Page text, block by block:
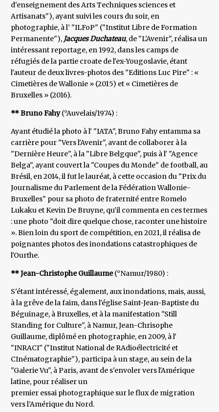
d'enseignement des Arts Techniques sciences et
Artisanats"), ayant suivi les cours du soir, en
photographie, à l’ "ILFoP" ("Institut Libre de Formation
Permanente"), Jacques Duchateau, de "L'Avenir", réalisa un
intéressant reportage, en 1992, dans les camps de
réfugiés de la partie croate de l'ex-Yougoslavie, étant
l'auteur de deux livres-photos des "Editions Luc Pire" : «
Cimetières de Wallonie » (2015) et « Cimetières de
Bruxelles » (2016).
** Bruno Fahy(°Auvelais/1974) :
Ayant étudié la photo à l' "IATA", Bruno Fahy entamma sa
carrière pour "Vers l'Avenir", avant de collaborer à la
"Dernière Heure", à la "Libre Belgque", puis à l' "Agence
Belga", ayant couvert la "Coupes du Monde" de football, au
Brésil, en 2014, il fut le lauréat, à cette occasion du "Prix du
Journalisme du Parlement de la Fédération Wallonie-
Bruxelles" pour sa photo de fraternité entre Romelo
Lukaku et Kevin De Bruyne, qu'il commenta en ces termes
: une photo "doit dire quelque chose, raconter une histoire
». Bien loin du sport de compétition, en 2021, il réalisa de
poignantes photos des inondations catastrophiques de
l'Ourthe.
** Jean-Christophe Guillaume(°Namur/1980) :
S'étant intéressé, également, aux inondations, mais, aussi,
à la grêve de la faim, dans l'église Saint-Jean-Baptiste du
Béguinage, à Bruxelles, et à la manifestation "Still
Standing for Culture", à Namur, Jean-Chrisophe
Guillaume, diplômé en photographie, en 2009, à l'
"INRACI" ("Institut National de RAdioélectricité et
CInématographie"), participa à un stage, au sein de la
"Galerie Vu", à Paris, avant de s'envoler vers l'Amérique
latine, pour réaliser un
premier essai photographique sur le flux de migration
vers l’Amérique du Nord.